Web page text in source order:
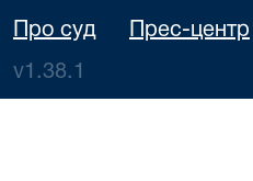
Про суд Прес-центр
v1.38.1